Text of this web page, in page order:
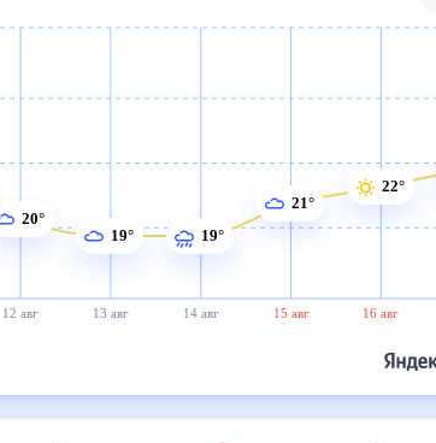
12 авг 13 авг 14 авг 15 авг 16 авг
20°
19° 19°
21°
22°